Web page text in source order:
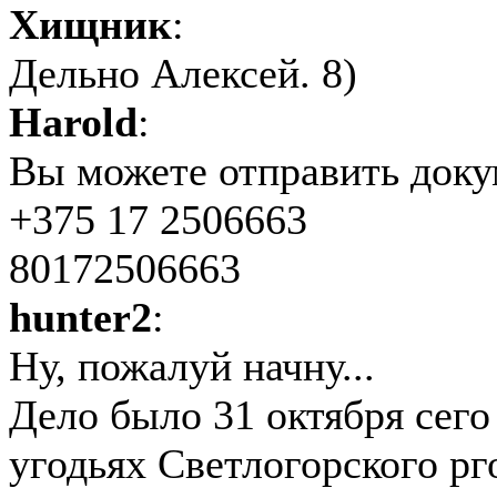
Хищник:
Дельно Алексей. 8)
Harold:
Вы можете отправить
+375 17 2506663
80172506663
hunter2:
Ну, пожалуй начну...
Дело было 31 октября
угодьях Светлогорского